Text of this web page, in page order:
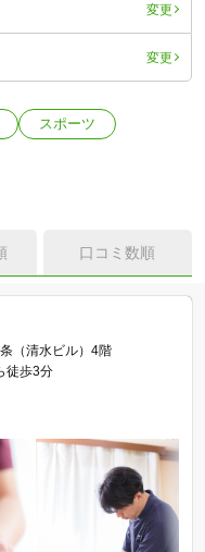
変更
変更
スポーツ
口コミ数順
（清水ビル）4階
徒歩3分